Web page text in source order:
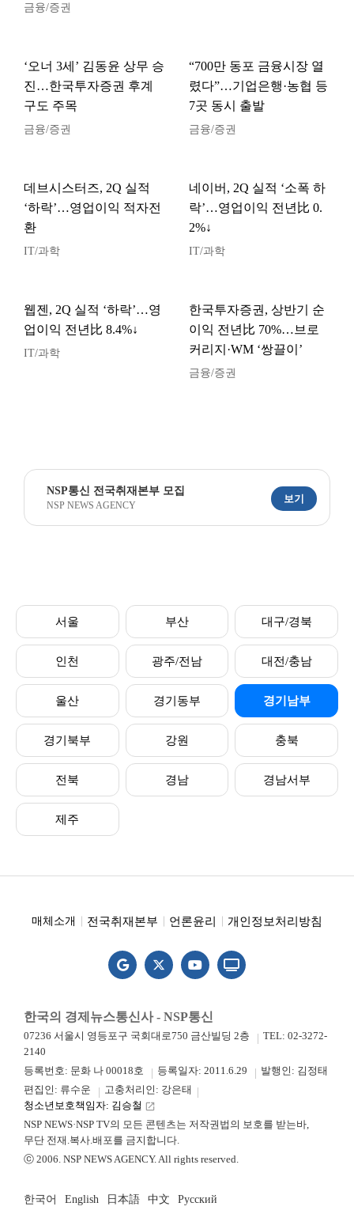
금융/증권
‘오너 3세’ 김동윤 상무 승
진…한국투자증권 후계
구도 주목
금융/증권
“700만 동포 금융시장 열
렸다”…기업은행·농협 등
7곳 동시 출발
금융/증권
데브시스터즈, 2Q 실적
‘하락’…영업이익 적자전
환
IT/과학
네이버, 2Q 실적 ‘소폭 하
락’…영업이익 전년比 0.
2%↓
IT/과학
웹젠, 2Q 실적 ‘하락’…영
업이익 전년比 8.4%↓
IT/과학
한국투자증권, 상반기 순
이익 전년比 70%…브로
커리지·WM ‘쌍끌이’
금융/증권
NSP통신 전국취재본부 모집
NSP NEWS AGENCY
보기
서울 부산 대구/경북
인천 광주/전남 대전/충남
울산 경기동부 경기남부
경기북부 강원 충북
전북 경남 경남서부
제주
매체소개 전국취재본부 언론윤리 개인정보처리방침
한국의 경제뉴스통신사 - NSP통신
07236 서울시 영등포구 국회대로750 금산빌딩 2층
TEL: 02-3272-
2140
등록번호: 문화 나 00018호
등록일자: 2011.6.29
발행인: 김정태
편집인: 류수운
고충처리인: 강은태
청소년보호책임자: 김승철 launch
NSP NEWS·NSP TV의 모든 콘텐츠는 저작권법의 보호를 받는바,
무단 전재.복사.배포를 금지합니다.
ⓒ 2006. NSP NEWS AGENCY. All rights reserved.
한국어 English 日本語 中文 Русский